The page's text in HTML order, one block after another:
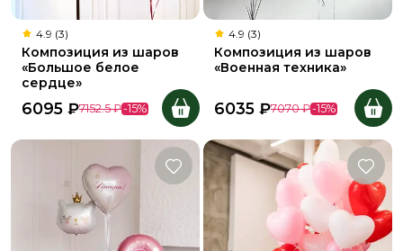
4.9 (3)
Композиция из шаров
«Большое белое
сердце»
6095 ₽7152.5 ₽-15%
4.9 (3)
Композиция из шаров
«Военная техника»
6035 ₽7070 ₽-15%